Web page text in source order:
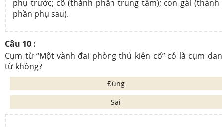
phụ trước; cô (thành phần trung tâm); con gái (thành
phần phụ sau).
Câu 10 :
Cụm từ “Một vành đai phòng thủ kiên cố” có là cụm
từ không?
Đúng
Sai